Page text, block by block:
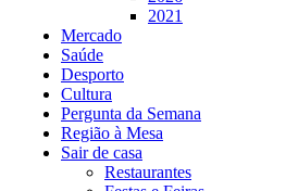
2021
Mercado
Saúde
Desporto
Cultura
Pergunta da Semana
Região à Mesa
Sair de casa
Restaurantes